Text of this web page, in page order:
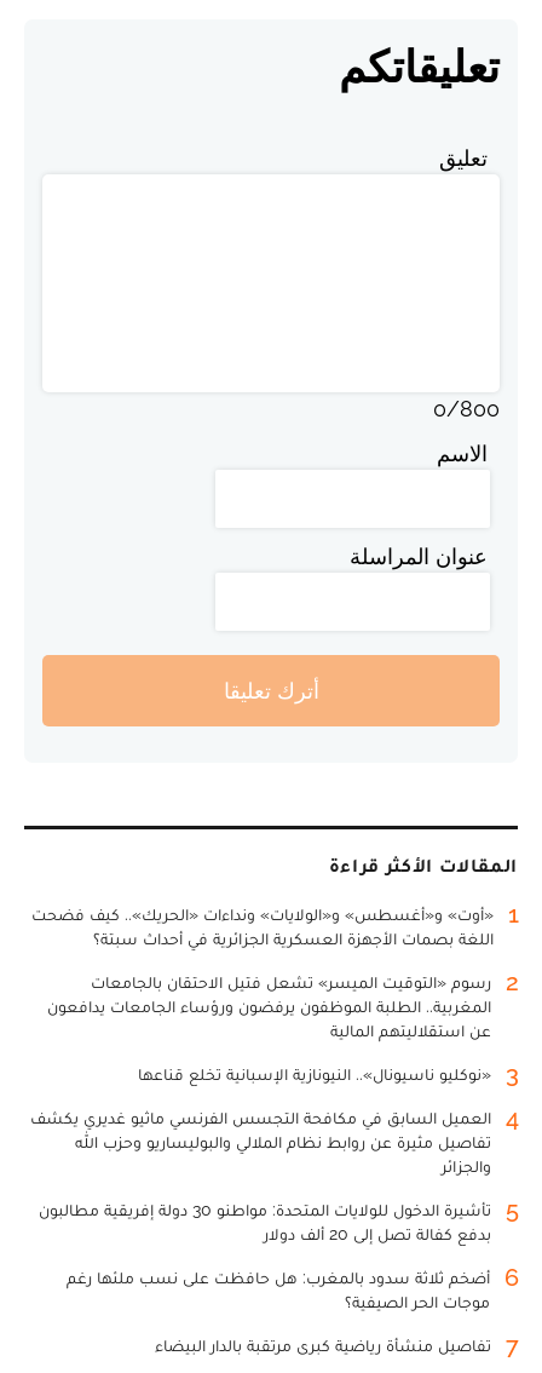
تعليقاتكم
تعليق
0/800
الاسم
عنوان المراسلة
أترك تعليقا
المقالات الأكثر قراءة
1
«أوت» و«أغسطس» و«الولايات» ونداءات «الحريك».. كيف فضحت
اللغة بصمات الأجهزة العسكرية الجزائرية في أحداث سبتة؟
2
رسوم «التوقيت الميسر» تشعل فتيل الاحتقان بالجامعات
المغربية.. الطلبة الموظفون يرفضون ورؤساء الجامعات يدافعون
عن استقلاليتهم المالية
3 «نوكليو ناسيونال».. النيونازية الإسبانية تخلع قناعها
4
العميل السابق في مكافحة التجسس الفرنسي ماثيو غديري يكشف
تفاصيل مثيرة عن روابط نظام الملالي والبوليساريو وحزب الله
والجزائر
5
تأشيرة الدخول للولايات المتحدة: مواطنو 30 دولة إفريقية مطالبون
بدفع كفالة تصل إلى 20 ألف دولار
6
أضخم ثلاثة سدود بالمغرب: هل حافظت على نسب ملئها رغم
موجات الحر الصيفية؟
7 تفاصيل منشأة رياضية كبرى مرتقبة بالدار البيضاء